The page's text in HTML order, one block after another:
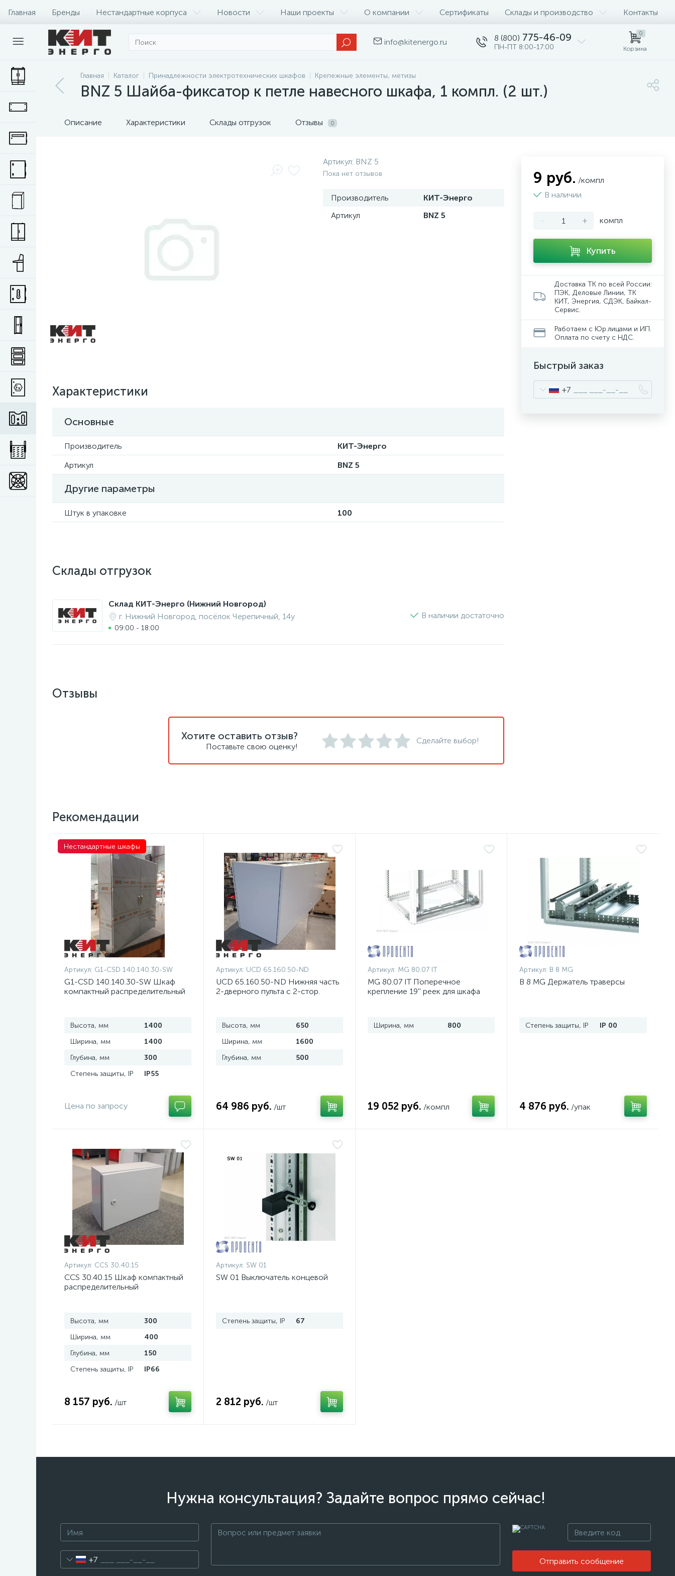
Главная Бренды Нестандартные корпуса Новости Наши проекты О компании Сертификаты Склады и производство Контакты
info@kitenergo.ru 8 (800) 775-46-09
ПН-ПТ 8:00-17:00
0
Корзина
Главная Каталог Принадлежности электротехнических шкафов Крепежные элементы, метизы
BNZ 5 Шайба-фиксатор к петле навесного шкафа, 1 компл. (2 шт.)
Описание Характеристики Склады отгрузок Отзывы 0
Артикул: BNZ 5
Пока нет отзывов
Производитель
КИТ-Энерго
Артикул
BNZ 5
Характеристики
Основные
Производитель
КИТ-Энерго
Артикул
BNZ 5
Другие параметры
Штук в упаковке 100
Склады отгрузок
Склад КИТ-Энерго (Нижний Новгород)
г. Нижний Новгород, посёлок Черепичный, 14у
09:00 - 18:00
В наличии достаточно
9 руб. /компл
В наличии
- + компл
Купить
Доставка ТК по всей России:
ПЭК, Деловые Линии, ТК
КИТ, Энергия, СДЭК, Байкал-
Сервис.
Работаем с Юр.лицами и ИП.
Оплата по счету с НДС.
Быстрый заказ
+7
Отзывы
Хотите оставить отзыв?
Поставьте свою оценку!
Сделайте выбор!
Рекомендации
Нестандартные шкафы
Артикул: G1-CSD 140.140.30-SW
G1-CSD 140.140.30-SW Шкаф
компактный распределительный
Высота, мм
1400
Ширина, мм
1400
Глубина, мм
300
Степень защиты, IP
IP55
Цена по запросу
Артикул: UCD 65.160.50-ND
UCD 65.160.50-ND Нижняя часть
2-дверного пульта с 2-стор.
Высота, мм
650
Ширина, мм
1600
Глубина, мм
500
64 986 руб. /шт
Артикул: MG 80.07 IT
MG 80.07 IT Поперечное
крепление 19'' реек для шкафа
Ширина, мм 800
19 052 руб. /компл
Артикул: B 8 MG
B 8 MG Держатель траверсы
Степень защиты, IP IP 00
4 876 руб. /упак
Артикул: CCS 30.40.15
CCS 30.40.15 Шкаф компактный
распределительный
Высота, мм
300
Ширина, мм
400
Глубина, мм
150
Степень защиты, IP
IP66
8 157 руб. /шт
Артикул: SW 01
SW 01 Выключатель концевой
Степень защиты, IP 67
2 812 руб. /шт
Нужна консультация? Задайте вопрос прямо сейчас!
+7 Отправить сообщение